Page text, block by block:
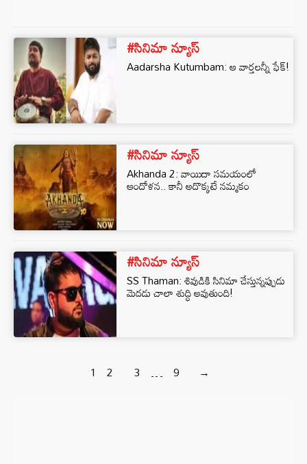
#సినిమా న్యూస్
Aadarsha Kutumbam: ఆ వార్తలన్నీ ఫేక్!
#సినిమా న్యూస్
Akhanda 2: వాయిదా సమయంలో
ఆందోళన.. కానీ అదొక్కటే నమ్మకం
#సినిమా న్యూస్
SS Thaman: శివుడికి సినిమా చేస్తున్నప్పుడు
మెదడు చాలా శుద్ధి అవుతుంది!
1 2 3 … 9 →